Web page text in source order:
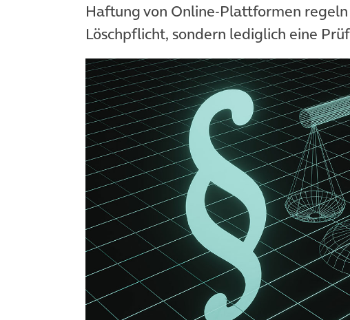
Haftung von Online-Plattformen
Löschpflicht, sondern lediglich eine